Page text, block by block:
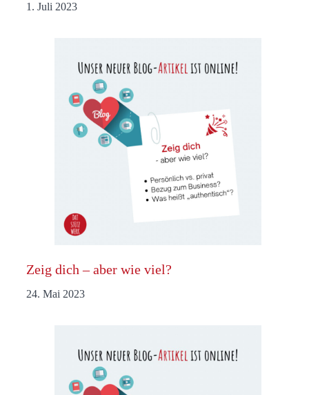
1. Juli 2023
Zeig dich – aber wie viel?
24. Mai 2023